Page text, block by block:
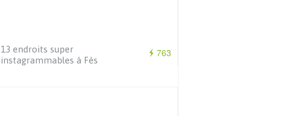
763
13 endroits super
instagrammables à Fès